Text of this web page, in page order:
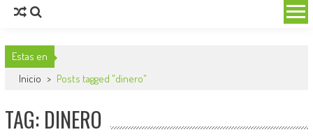
Estas en
Inicio > Posts tagged "dinero"
TAG: DINERO